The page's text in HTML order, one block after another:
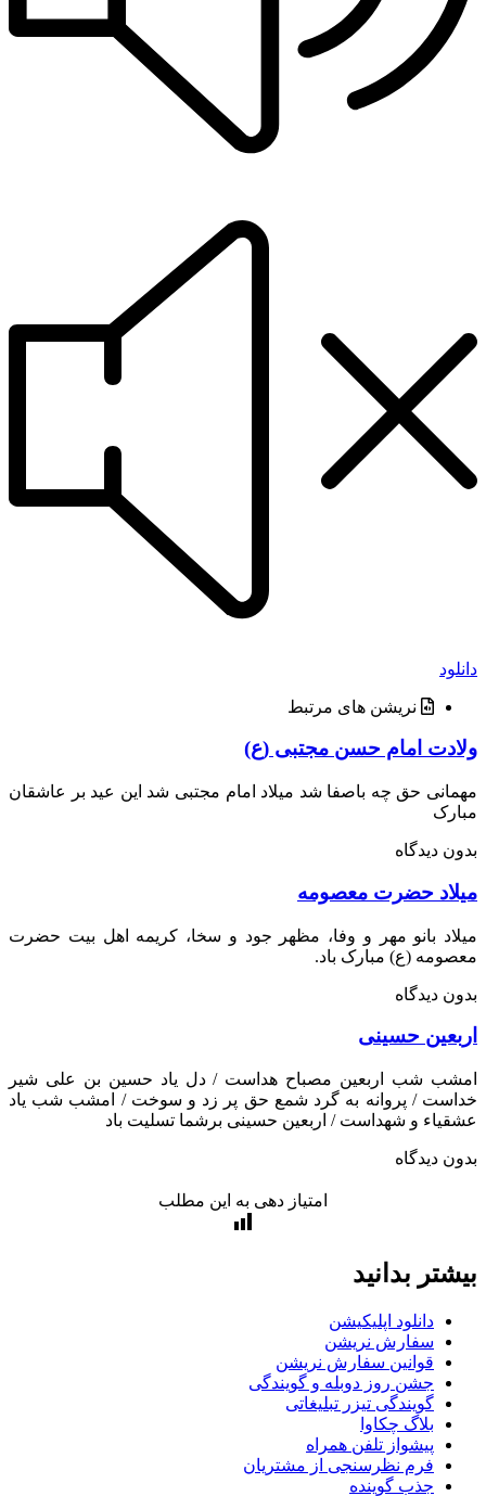
نریشن های مرتبط
امام حسن مجتبی (ع)
حق چه باصفا شد میلاد امام مجتبی شد این عید بر عاشقان
دیدگاه
حضرت معصومه
بانو مهر و وفا، مظهر جود و سخا، کریمه اهل بیت حضرت
(ع) مبارک باد.
دیدگاه
حسینی
شب اربعین مصباح هداست / دل یاد حسین بن علی شیر
/ پروانه به گرد شمع حق پر زد و سوخت / امشب شب یاد
و شهداست / اربعین حسینی برشما تسلیت باد
دیدگاه
امتیاز دهی به این مطلب
بدانید
دانلود اپلیکیشن
سفارش نریشن
قوانین سفارش نریشن
جشن روز دوبله و گویندگی
گویندگی تیزر تبلیغاتی
بلاگ چکاوا
پیشواز تلفن همراه
فرم نظرسنجی از مشتریان
جذب گوینده